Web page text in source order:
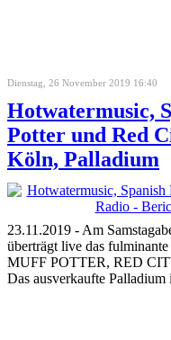
Dienstag, 26 November 2019 16:40
Hotwatermusic,
Potter und Red
Köln, Palladium
23.11.2019 - Am
überträgt live das
MUFF POTTER, RED
Das ausverkaufte Palladium